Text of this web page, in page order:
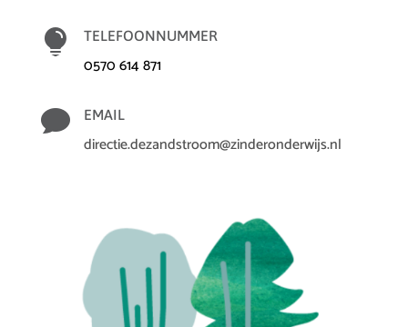
 TELEFOONNUMMER
0570 614 871
 EMAIL
directie.dezandstroom@zinderonderwijs.nl